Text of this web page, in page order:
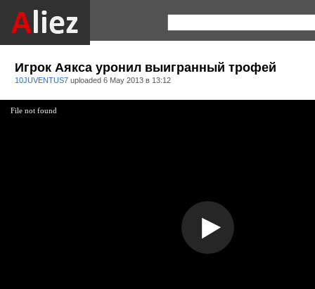
Игрок Аякса уронил выигранный трофей
10JUVENTUS7 uploaded 6 May 2013 в 13:12
File not found